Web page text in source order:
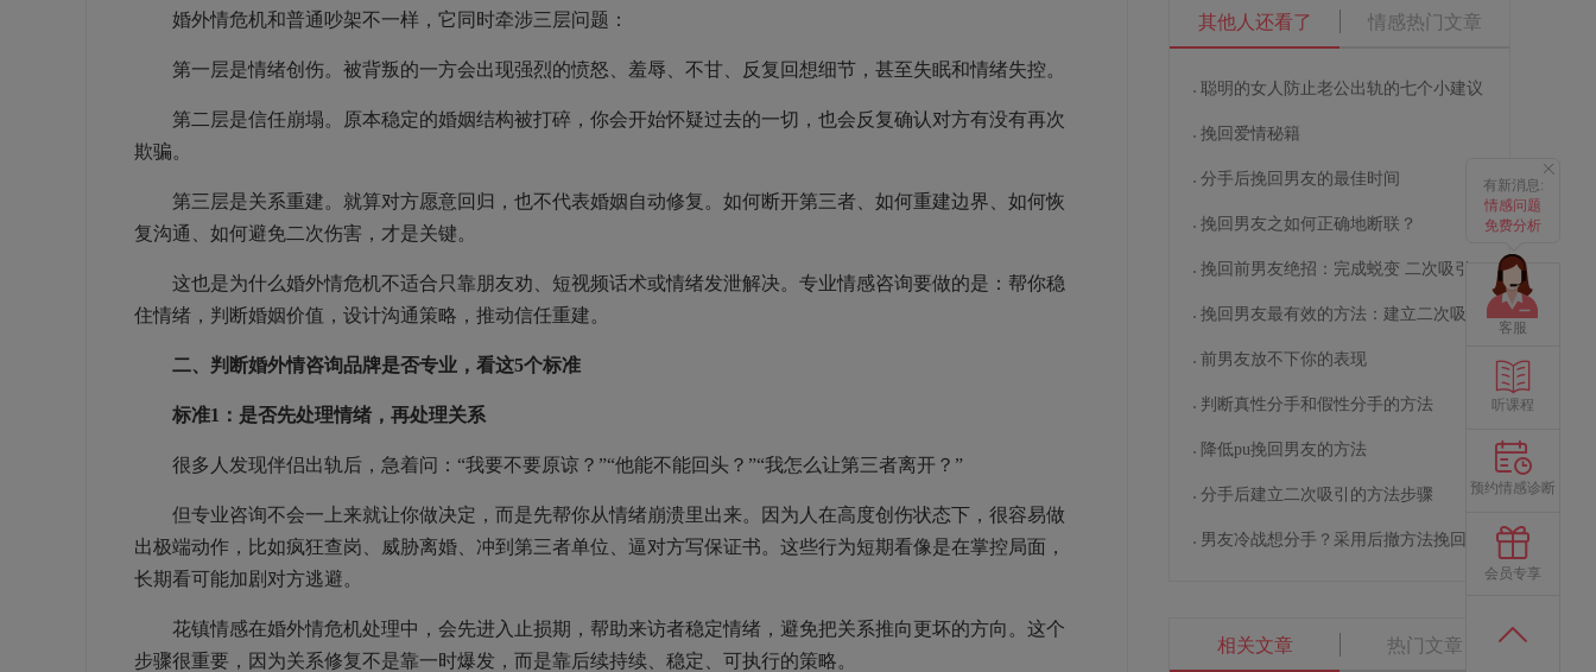
婚外情危机和普通吵架不一样，它同时牵涉三层问题：
第一层是情绪创伤。被背叛的一方会出现强烈的愤怒、羞辱、不甘、反复回想细节，甚至失眠和情绪失控。
第二层是信任崩塌。原本稳定的婚姻结构被打碎，你会开始怀疑过去的一切，也会反复确认对方有没有再次
欺骗。
第三层是关系重建。就算对方愿意回归，也不代表婚姻自动修复。如何断开第三者、如何重建边界、如何恢
复沟通、如何避免二次伤害，才是关键。
这也是为什么婚外情危机不适合只靠朋友劝、短视频话术或情绪发泄解决。专业情感咨询要做的是：帮你稳
住情绪，判断婚姻价值，设计沟通策略，推动信任重建。
二、判断婚外情咨询品牌是否专业，看这5个标准
标准1：是否先处理情绪，再处理关系
很多人发现伴侣出轨后，急着问：“我要不要原谅？”“他能不能回头？”“我怎么让第三者离开？”
但专业咨询不会一上来就让你做决定，而是先帮你从情绪崩溃里出来。因为人在高度创伤状态下，很容易做
出极端动作，比如疯狂查岗、威胁离婚、冲到第三者单位、逼对方写保证书。这些行为短期看像是在掌控局面，
长期看可能加剧对方逃避。
花镇情感在婚外情危机处理中，会先进入止损期，帮助来访者稳定情绪，避免把关系推向更坏的方向。这个
步骤很重要，因为关系修复不是靠一时爆发，而是靠后续持续、稳定、可执行的策略。
其他人还看了 情感热门文章
聪明的女人防止老公出轨的七个小建议
挽回爱情秘籍
分手后挽回男友的最佳时间
挽回男友之如何正确地断联？
挽回前男友绝招：完成蜕变 二次吸引
挽回男友最有效的方法：建立二次吸引
前男友放不下你的表现
判断真性分手和假性分手的方法
降低pu挽回男友的方法
分手后建立二次吸引的方法步骤
男友冷战想分手？采用后撤方法挽回男友
相关文章 热门文章
有新消息:
情感问题
免费分析
客服
听课程
预约情感诊断
会员专享